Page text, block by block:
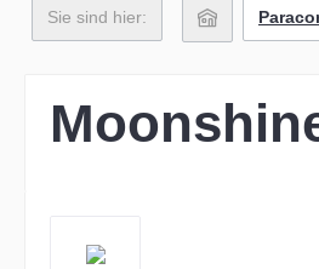
Sie sind hier: